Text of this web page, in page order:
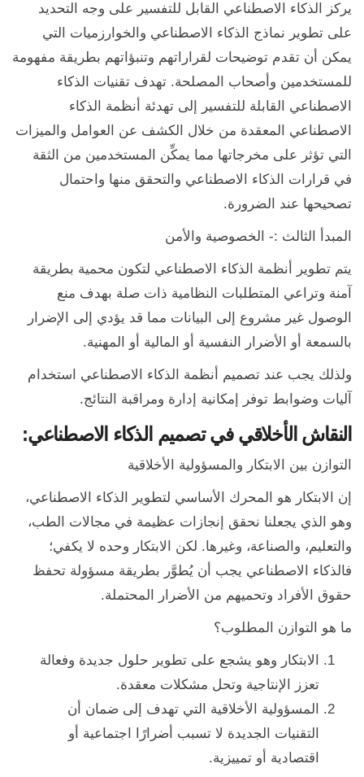
يركز الذكاء الاصطناعي القابل للتفسير على وجه التحديد
على تطوير نماذج الذكاء الاصطناعي والخوارزميات التي
يمكن أن تقدم توضيحات لقراراتهم وتنبؤاتهم بطريقة مفهومة
للمستخدمين وأصحاب المصلحة. تهدف تقنيات الذكاء
الاصطناعي القابلة للتفسير إلى تهدئة أنظمة الذكاء
الاصطناعي المعقدة من خلال الكشف عن العوامل والميزات
التي تؤثر على مخرجاتها مما يمكِّن المستخدمين من الثقة
في قرارات الذكاء الاصطناعي والتحقق منها واحتمال
تصحيحها عند الضرورة.
المبدأ الثالث :- الخصوصية والأمن
يتم تطوير أنظمة الذكاء الاصطناعي لتكون محمية بطريقة
آمنة وتراعي المتطلبات النظامية ذات صلة بهدف منع
الوصول غير مشروع إلى البيانات مما قد يؤدي إلى الإضرار
بالسمعة أو الأضرار النفسية أو المالية أو المهنية.
ولذلك يجب عند تصميم أنظمة الذكاء الاصطناعي استخدام
آليات وضوابط توفر إمكانية إدارة ومراقبة النتائج.
النقاش الأخلاقي في تصميم الذكاء الاصطناعي:
التوازن بين الابتكار والمسؤولية الأخلاقية
إن الابتكار هو المحرك الأساسي لتطوير الذكاء الاصطناعي،
وهو الذي يجعلنا نحقق إنجازات عظيمة في مجالات الطب،
والتعليم، والصناعة، وغيرها. لكن الابتكار وحده لا يكفي؛
فالذكاء الاصطناعي يجب أن يُطوَّر بطريقة مسؤولة تحفظ
حقوق الأفراد وتحميهم من الأضرار المحتملة.
ما هو التوازن المطلوب؟
الابتكار وهو يشجع على تطوير حلول جديدة وفعالة
تعزز الإنتاجية وتحل مشكلات معقدة.
المسؤولية الأخلاقية التي تهدف إلى ضمان أن
التقنيات الجديدة لا تسبب أضرارًا اجتماعية أو
اقتصادية أو تمييزية.